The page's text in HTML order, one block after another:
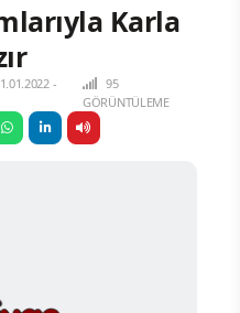
Karla
-
95
GÖRÜNTÜLEME